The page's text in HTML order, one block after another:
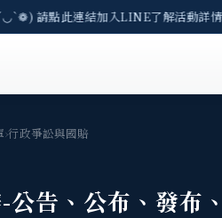
請點此連結加入LINE了解活動詳
›行政爭訟與國賠
公告、公布、發布